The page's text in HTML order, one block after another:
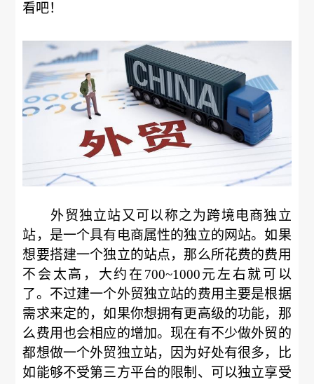
看吧！
外贸独立站又可以称之为跨境电商独立
站，是一个具有电商属性的独立的网站。如果
想要搭建一个独立的站点，那么所花费的费用
不会太高，大约在700~1000元左右就可以
了。不过建一个外贸独立站的费用主要是根据
需求来定的，如果你想拥有更高级的功能，那
么费用也会相应的增加。现在有不少做外贸的
都想做一个外贸独立站，因为好处有很多，比
如能够不受第三方平台的限制、可以独立享受